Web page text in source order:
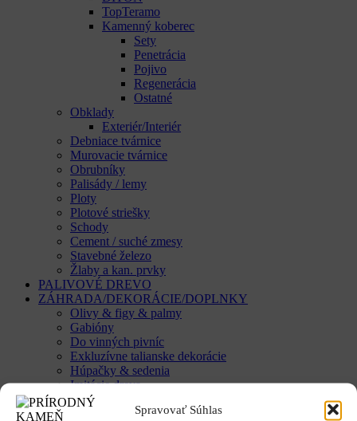
Spravovať Súhlas
TopTeramo
Kamenný koberec
Sety
Penetrácia
Pojivo
Regenerácia
Ostatné
Obklady
Exteriér/Interiér
Debniace tvárnice
Murovacie tvárnice
Obrubníky
Palisády / lemy
Ploty
Plotové striešky
Schody
Cement / suché zmesy
Stavebné železo
Žlaby a kan. prvky
PALIVOVÉ DREVO
ZÁHRADA/DEKORÁCIE/DOPLNKY
Olivy & figy & palmy
Gabióny
Do vinných pivníc
Exkluzívne talianske dekorácie
Húpačky & sedenia
Imitácie dreva
Mestký mobiliár
Krby & ohniská